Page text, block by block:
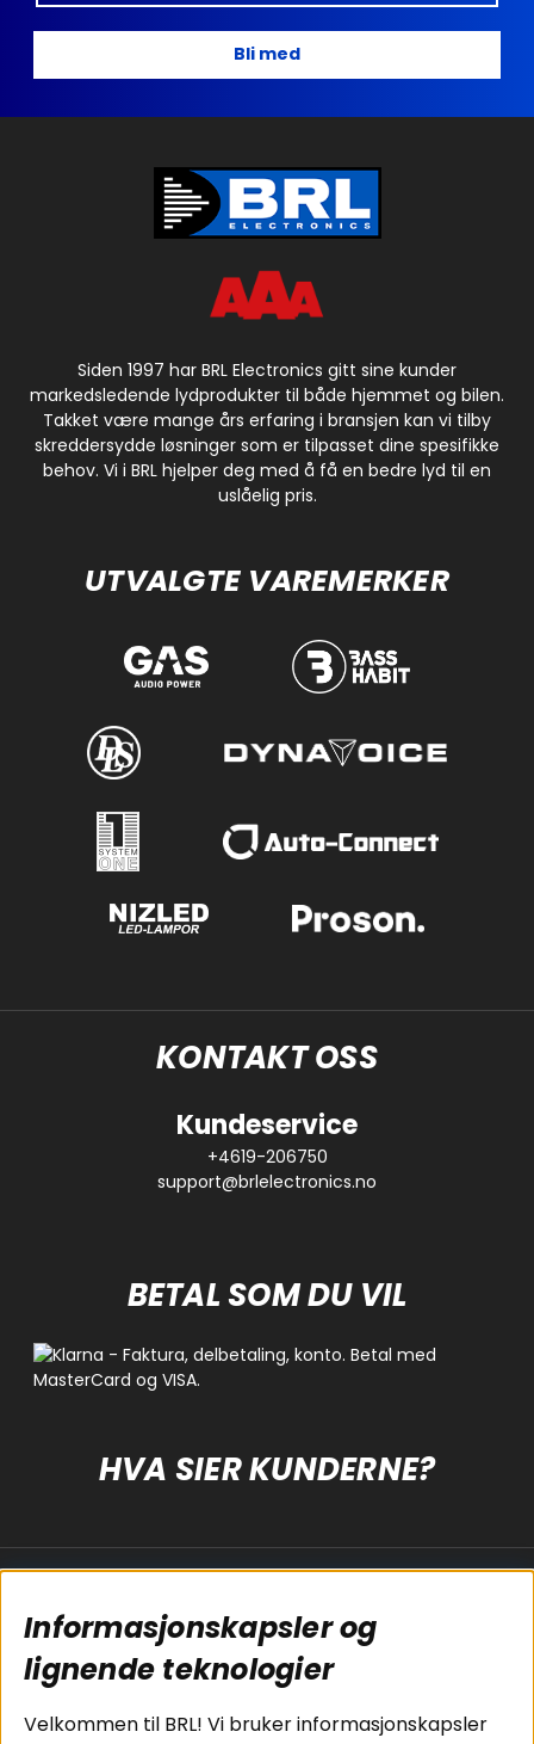
Bli med
Siden 1997 har BRL Electronics gitt sine kunder
markedsledende lydprodukter til både hjemmet og bilen.
Takket være mange års erfaring i bransjen kan vi tilby
skreddersydde løsninger som er tilpasset dine spesifikke
behov. Vi i BRL hjelper deg med å få en bedre lyd til en
uslåelig pris.
UTVALGTE VAREMERKER
KONTAKT OSS
Kundeservice
+4619-206750
support@brlelectronics.no
BETAL SOM DU VIL
HVA SIER KUNDERNE?
Koblingsguide for
subwoofers
Tilkobling av
bilforsterker
Cookies
Kjøpsvilkår
Personvernpolicy
Service / Garanti /
Informasjonskapsler og
lignende teknologier
Velkommen til BRL! Vi bruker informasjonskapsler